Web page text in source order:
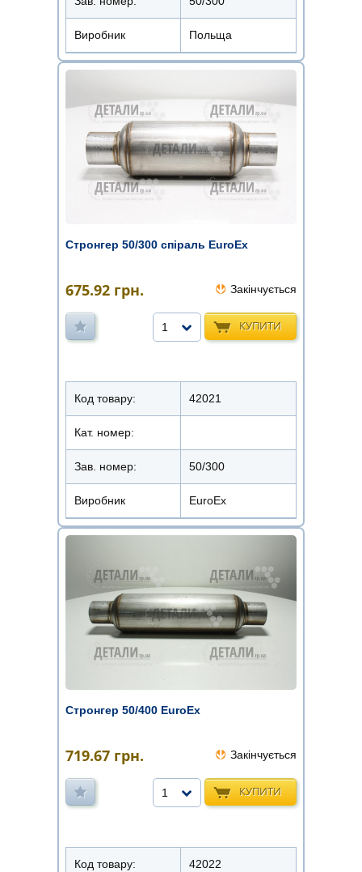
Виробник Польща
Стронгер 50/300 спіраль EuroEx
675.92 грн. Закінчується
КУПИТИ
1
Код товару: 42021
Кат. номер:
Зав. номер: 50/300
Виробник EuroEx
Стронгер 50/400 EuroEx
719.67 грн. Закінчується
КУПИТИ
1
Код товару: 42022